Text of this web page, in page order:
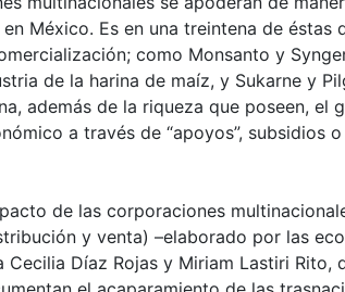
México. Es en una treintena de éstas
como Monsanto y
de la harina de maíz, y Sukarne y
además de la riqueza que poseen, el
a través de “apoyos”, subsidios
de las corporaciones
y venta) –elaborado por las
Cecilia Díaz Rojas y Miriam Lastiri